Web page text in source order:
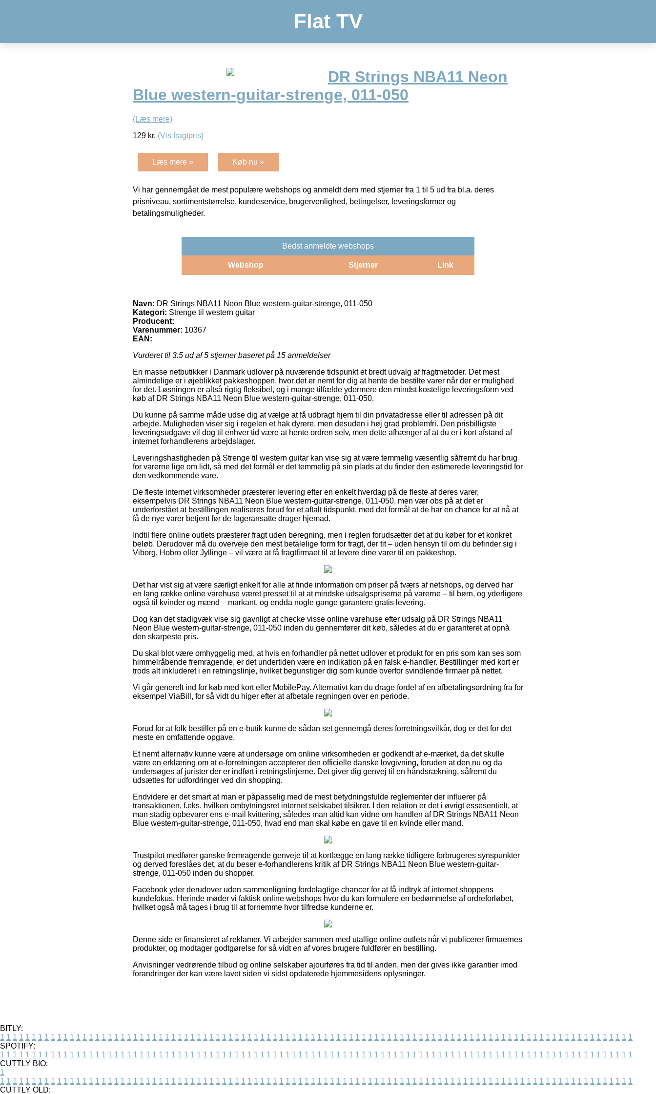
Flat TV
DR Strings NBA11 Neon
Blue western-guitar-strenge, 011-050
(Læs mere)
129 kr. (Vis fragtpris)
Læs mere » Køb nu »
Vi har gennemgået de mest populære webshops og anmeldt dem med stjerner fra 1 til 5 ud fra bl.a. deres
prisniveau, sortimentstørrelse, kundeservice, brugervenlighed, betingelser, leveringsformer og
betalingsmuligheder.
Bedst anmeldte webshops
Webshop Stjerner Link
Navn: DR Strings NBA11 Neon Blue western-guitar-strenge, 011-050
Kategori: Strenge til western guitar
Producent:
Varenummer: 10367
EAN:
Vurderet til 3.5 ud af 5 stjerner baseret på 15 anmeldelser
En masse netbutikker i Danmark udlover på nuværende tidspunkt et bredt udvalg af fragtmetoder. Det mest
almindelige er i øjeblikket pakkeshoppen, hvor det er nemt for dig at hente de bestilte varer når der er mulighed
for det. Løsningen er altså rigtig fleksibel, og i mange tilfælde ydermere den mindst kostelige leveringsform ved
køb af DR Strings NBA11 Neon Blue western-guitar-strenge, 011-050.
Du kunne på samme måde udse dig at vælge at få udbragt hjem til din privatadresse eller til adressen på dit
arbejde. Muligheden viser sig i regelen et hak dyrere, men desuden i høj grad problemfri. Den prisbilligste
leveringsudgave vil dog til enhver tid være at hente ordren selv, men dette afhænger af at du er i kort afstand af
internet forhandlerens arbejdslager.
Leveringshastigheden på Strenge til western guitar kan vise sig at være temmelig væsentlig såfremt du har brug
for varerne lige om lidt, så med det formål er det temmelig på sin plads at du finder den estimerede leveringstid for
den vedkommende vare.
De fleste internet virksomheder præsterer levering efter en enkelt hverdag på de fleste af deres varer,
eksempelvis DR Strings NBA11 Neon Blue western-guitar-strenge, 011-050, men vær obs på at det er
underforstået at bestillingen realiseres forud for et aftalt tidspunkt, med det formål at de har en chance for at nå at
få de nye varer betjent før de lageransatte drager hjemad.
Indtil flere online outlets præsterer fragt uden beregning, men i reglen forudsætter det at du køber for et konkret
beløb. Derudover må du overveje den mest betalelige form for fragt, der tit – uden hensyn til om du befinder sig i
Viborg, Hobro eller Jyllinge – vil være at få fragtfirmaet til at levere dine varer til en pakkeshop.
Det har vist sig at være særligt enkelt for alle at finde information om priser på tværs af netshops, og derved har
en lang række online varehuse været presset til at at mindske udsalgspriserne på varerne – til børn, og yderligere
også til kvinder og mænd – markant, og endda nogle gange garantere gratis levering.
Dog kan det stadigvæk vise sig gavnligt at checke visse online varehuse efter udsalg på DR Strings NBA11
Neon Blue western-guitar-strenge, 011-050 inden du gennemfører dit køb, således at du er garanteret at opnå
den skarpeste pris.
Du skal blot være omhyggelig med, at hvis en forhandler på nettet udlover et produkt for en pris som kan ses som
himmelråbende fremragende, er det undertiden være en indikation på en falsk e-handler. Bestillinger med kort er
trods alt inkluderet i en retningslinje, hvilket begunstiger dig som kunde overfor svindlende firmaer på nettet.
Vi går generelt ind for køb med kort eller MobilePay. Alternativt kan du drage fordel af en afbetalingsordning fra for
eksempel ViaBill, for så vidt du higer efter at afbetale regningen over en periode.
Forud for at folk bestiller på en e-butik kunne de sådan set gennemgå deres forretningsvilkår, dog er det for det
meste en omfattende opgave.
Et nemt alternativ kunne være at undersøge om online virksomheden er godkendt af e-mærket, da det skulle
være en erklæring om at e-forretningen accepterer den officielle danske lovgivning, foruden at den nu og da
undersøges af jurister der er indført i retningslinjerne. Det giver dig genvej til en håndsrækning, såfremt du
udsættes for udfordringer ved din shopping.
Endvidere er det smart at man er påpasselig med de mest betydningsfulde reglementer der influerer på
transaktionen, f.eks. hvilken ombytningsret internet selskabet tilsikrer. I den relation er det i øvrigt essesentielt, at
man stadig opbevarer ens e-mail kvittering, således man altid kan vidne om handlen af DR Strings NBA11 Neon
Blue western-guitar-strenge, 011-050, hvad end man skal købe en gave til en kvinde eller mand.
Trustpilot medfører ganske fremragende genveje til at kortlægge en lang række tidligere forbrugeres synspunkter
og derved foreslåes det, at du beser e-forhandlerens kritik af DR Strings NBA11 Neon Blue western-guitar-
strenge, 011-050 inden du shopper.
Facebook yder derudover uden sammenligning fordelagtige chancer for at få indtryk af internet shoppens
kundefokus. Herinde møder vi faktisk online webshops hvor du kan formulere en bedømmelse af ordreforløbet,
hvilket også må tages i brug til at fornemme hvor tilfredse kunderne er.
Denne side er finansieret af reklamer. Vi arbejder sammen med utallige online outlets når vi publicerer firmaernes
produkter, og modtager godtgørelse for så vidt en af vores brugere fuldfører en bestilling.
Anvisninger vedrørende tilbud og online selskaber ajourføres fra tid til anden, men der gives ikke garantier imod
forandringer der kan være lavet siden vi sidst opdaterede hjemmesidens oplysninger.
BITLY:
1 1 1 1 1 1 1 1 1 1 1 1 1 1 1 1 1 1 1 1 1 1 1 1 1 1 1 1 1 1 1 1 1 1 1 1 1 1 1 1 1 1 1 1 1 1 1 1 1 1 1 1 1 1 1 1 1 1 1 1 1 1 1 1 1 1 1 1 1 1 1 1 1 1 1 1 1 1 1 1 1 1 1 1 1 1 1 1 1 1 1 1 1 1 1 1 1 1 1 1
SPOTIFY:
1 1 1 1 1 1 1 1 1 1 1 1 1 1 1 1 1 1 1 1 1 1 1 1 1 1 1 1 1 1 1 1 1 1 1 1 1 1 1 1 1 1 1 1 1 1 1 1 1 1 1 1 1 1 1 1 1 1 1 1 1 1 1 1 1 1 1 1 1 1 1 1 1 1 1 1 1 1 1 1 1 1 1 1 1 1 1 1 1 1 1 1 1 1 1 1 1 1 1 1
CUTTLY BIO:
1
1 1 1 1 1 1 1 1 1 1 1 1 1 1 1 1 1 1 1 1 1 1 1 1 1 1 1 1 1 1 1 1 1 1 1 1 1 1 1 1 1 1 1 1 1 1 1 1 1 1 1 1 1 1 1 1 1 1 1 1 1 1 1 1 1 1 1 1 1 1 1 1 1 1 1 1 1 1 1 1 1 1 1 1 1 1 1 1 1 1 1 1 1 1 1 1 1 1 1 1
CUTTLY OLD: